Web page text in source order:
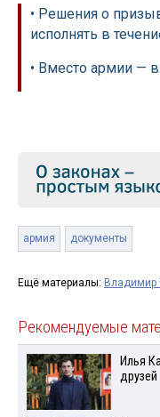
• Решения о
исполнять в
• Вместо армии —
армия документы
Ещё материалы: Владимир
Рекомендуемые
Илья
друзей